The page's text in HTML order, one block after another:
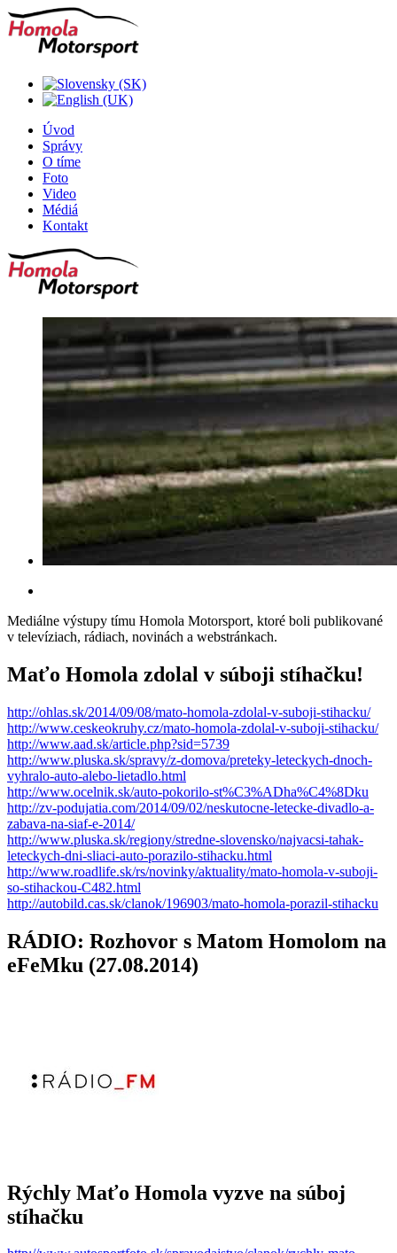
Úvod
Správy
O tíme
Foto
Video
Médiá
Kontakt
Mediálne výstupy tímu Homola Motorsport, ktoré boli publikované
v televíziach, rádiach, novinách a webstránkach.
Maťo Homola zdolal v súboji stíhačku!
http://ohlas.sk/2014/09/08/mato-homola-zdolal-v-suboji-stihacku/
http://www.ceskeokruhy.cz/mato-homola-zdolal-v-suboji-stihacku/
http://www.aad.sk/article.php?sid=5739
http://www.pluska.sk/spravy/z-domova/preteky-leteckych-dnoch-
vyhralo-auto-alebo-lietadlo.html
http://www.ocelnik.sk/auto-pokorilo-st%C3%ADha%C4%8Dku
http://zv-podujatia.com/2014/09/02/neskutocne-letecke-divadlo-a-
zabava-na-siaf-e-2014/
http://www.pluska.sk/regiony/stredne-slovensko/najvacsi-tahak-
leteckych-dni-sliaci-auto-porazilo-stihacku.html
http://www.roadlife.sk/rs/novinky/aktuality/mato-homola-v-suboji-
so-stihackou-C482.html
http://autobild.cas.sk/clanok/196903/mato-homola-porazil-stihacku
RÁDIO: Rozhovor s Matom Homolom na
eFeMku (27.08.2014)
Rýchly Maťo Homola vyzve na súboj
stíhačku